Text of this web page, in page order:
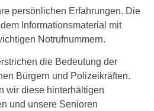
persönlichen Erfahrungen. Die
Informationsmaterial mit
Notrufnummern.
die Bedeutung der
Bürgern und Polizeikräften.
wir diese hinterhältigen
und unsere Senioren